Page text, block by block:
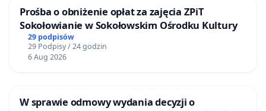
Prośba o obniżenie opłat za zajęcia ZPiT
Sokołowianie w Sokołowskim Ośrodku Kultury
29 podpisów
29 Podpisy / 24 godzin
6 Aug 2026
W sprawie odmowy wydania decyzji o